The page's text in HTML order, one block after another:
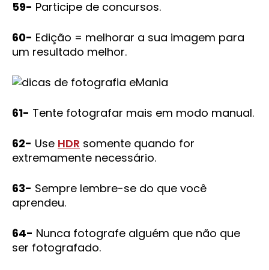
59- Participe de concursos.
60- Edição = melhorar a sua imagem para
um resultado melhor.
61- Tente fotografar mais em modo manual.
62- Use HDR somente quando for
extremamente necessário.
63- Sempre lembre-se do que você
aprendeu.
64- Nunca fotografe alguém que não que
ser fotografado.